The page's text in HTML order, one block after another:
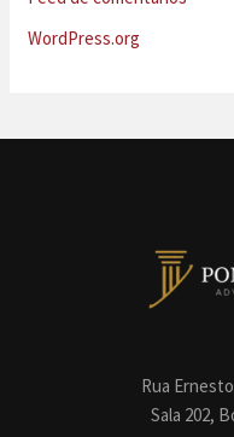
WordPress.org
Rua
Sala 202,